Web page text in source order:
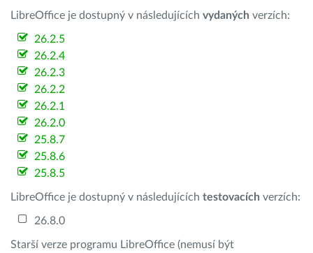
LibreOffice je dostupný v následujících vydaných verzích:
26.2.5
26.2.4
26.2.3
26.2.2
26.2.1
26.2.0
25.8.7
25.8.6
25.8.5
LibreOffice je dostupný v následujících testovacích verzích:
26.8.0
Starší verze programu LibreOffice (nemusí být